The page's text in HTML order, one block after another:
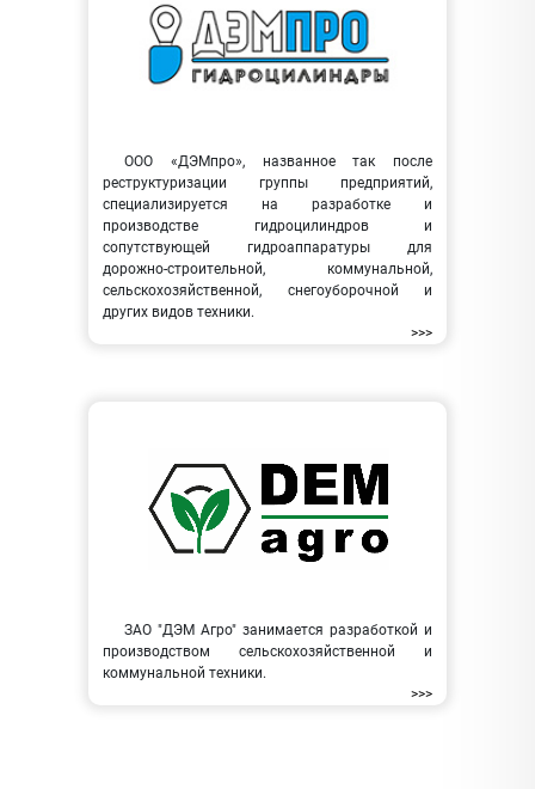
ООО «ДЭМпро», названное так после
реструктуризации группы предприятий,
специализируется на разработке и
производстве гидроцилиндров и
сопутствующей гидроаппаратуры для
дорожно-строительной, коммунальной,
сельскохозяйственной, снегоуборочной и
других видов техники.
>>>
ЗАО "ДЭМ Агро" занимается разработкой и
производством сельскохозяйственной и
коммунальной техники.
>>>